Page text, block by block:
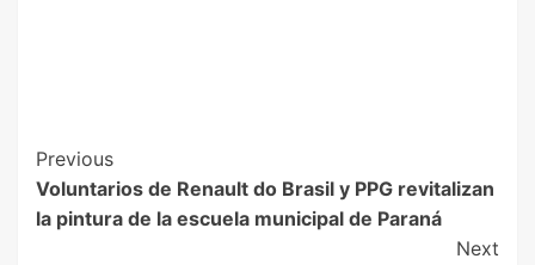
Previous
Voluntarios de Renault do Brasil y PPG revitalizan
la pintura de la escuela municipal de Paraná
Next